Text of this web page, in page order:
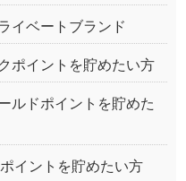
イベートブランド
ポイントを貯めたい方
ルドポイントを貯めた
イントを貯めたい方